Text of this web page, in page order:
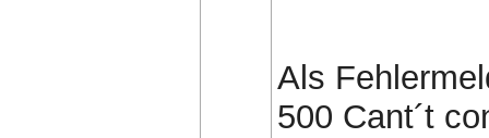
Als
500 Cant´t